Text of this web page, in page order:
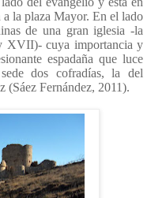
la plaza Mayor. En el lado
de una gran iglesia -la
XVII)- cuya importancia y
espadaña que luce
dos cofradías, la del
(Sáez Fernández, 2011).